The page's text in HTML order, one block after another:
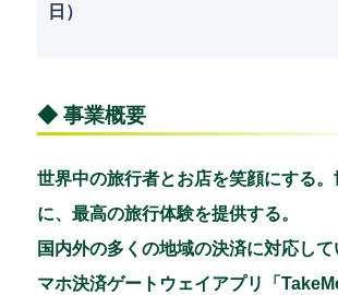
日）
◆ 事業概要
世界中の旅行者とお店を笑顔にする。
に、最高の旅行体験を提供する。
国内外の多くの地域の決済に対応し
マホ決済ゲートウェイアプリ「